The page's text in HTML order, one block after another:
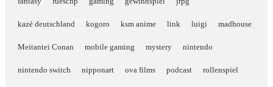
kazé deutschland kogoro ksm anime link luigi madhouse
Meitantei Conan mobile gaming mystery nintendo
nintendo switch nipponart ova films podcast rollenspiel